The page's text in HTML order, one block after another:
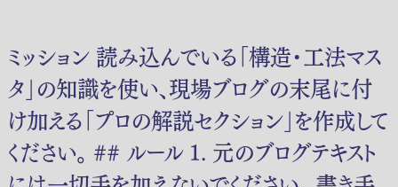
ミッション 読み込んでいる「構造・工法マス
タ」の知識を使い、現場ブログの末尾に付
け加える「プロの解説セクション」を作成して
ください。 ## ルール 1. 元のブログテキスト